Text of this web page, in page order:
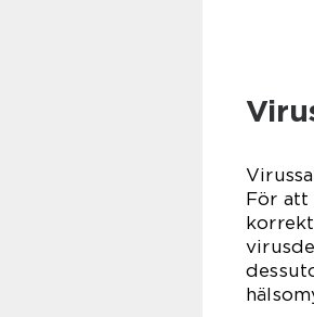
För att